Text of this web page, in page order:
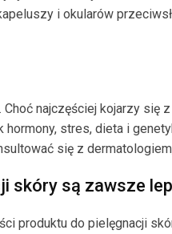
i okularów
najczęściej kojarzy się
stres, dieta i
się z
skóry są zawsze
produktu do pielęgnacji